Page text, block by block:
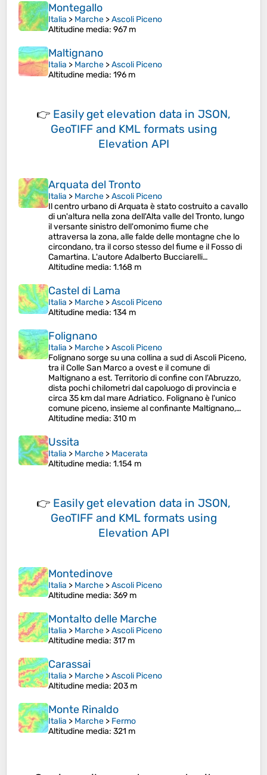
Montegallo
Italia > Marche >Ascoli Piceno
Altitudine media: 967 m
Maltignano
Italia > Marche >Ascoli Piceno
Altitudine media: 196 m
👉 Easily get elevation data in JSON,
GeoTIFF and KML formats using
Elevation API
Arquata del Tronto
Italia > Marche >Ascoli Piceno
Il centro urbano di Arquata è stato costruito a cavallo
di un'altura nella zona dell'Alta valle del Tronto, lungo
il versante sinistro dell'omonimo fiume che
attraversa la zona, alle falde delle montagne che lo
circondano, tra il corso stesso del fiume e il Fosso di
Camartina. L'autore Adalberto Bucciarelli…
Altitudine media: 1.168 m
Castel di Lama
Italia > Marche >Ascoli Piceno
Altitudine media: 134 m
Folignano
Italia > Marche >Ascoli Piceno
Folignano sorge su una collina a sud di Ascoli Piceno,
tra il Colle San Marco a ovest e il comune di
Maltignano a est. Territorio di confine con l'Abruzzo,
dista pochi chilometri dal capoluogo di provincia e
circa 35 km dal mare Adriatico. Folignano è l'unico
comune piceno, insieme al confinante Maltignano,…
Altitudine media: 310 m
Ussita
Italia > Marche > Macerata
Altitudine media: 1.154 m
👉 Easily get elevation data in JSON,
GeoTIFF and KML formats using
Elevation API
Montedinove
Italia > Marche >Ascoli Piceno
Altitudine media: 369 m
Montalto delle Marche
Italia > Marche >Ascoli Piceno
Altitudine media: 317 m
Carassai
Italia > Marche >Ascoli Piceno
Altitudine media: 203 m
Monte Rinaldo
Italia > Marche > Fermo
Altitudine media: 321 m